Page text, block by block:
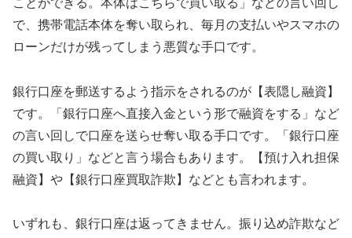
で、携帯電話本体を奪い取られ、毎月の支払いやスマホの
ローンだけが残ってしまう悪質な手口です。
銀行口座を郵送するよう指示をされるのが【表隠し融資】
です。「銀行口座へ直接入金という形で融資をする」など
の言い回しで口座を送らせ奪い取る手口です。「銀行口座
の買い取り」などと言う場合もあります。【預け入れ担保
融資】や【銀行口座買取詐欺】などとも言われます。
いずれも、銀行口座は返ってきません。振り込め詐欺など